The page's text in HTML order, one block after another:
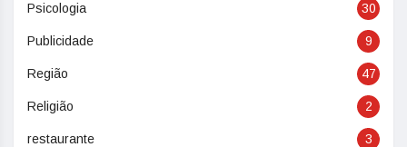
Psicologia 30
Publicidade 9
Região 47
Religião 2
restaurante 3